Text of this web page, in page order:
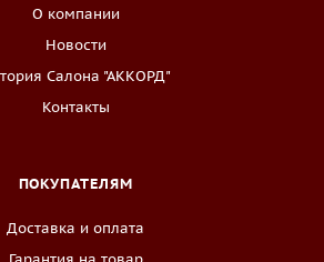
О компании
Новости
Салона "АККОРД"
Контакты
ПОКУПАТЕЛЯМ
Доставка и оплата